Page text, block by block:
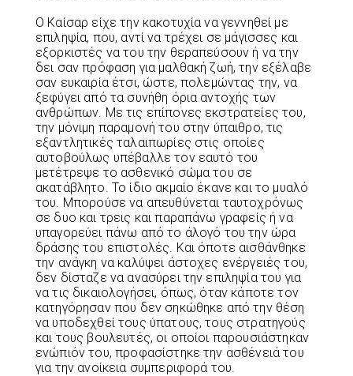
Ο Καίσαρ είχε την κακοτυχία να γεννηθεί με
επιληψία, που, αντί να τρέχει σε μάγισσες και
εξορκιστές να του την θεραπεύσουν ή να την
δει σαν πρόφαση για μαλθακή ζωή, την εξέλαβε
σαν ευκαιρία έτσι, ώστε, πολεμώντας την, να
ξεφύγει από τα συνήθη όρια αντοχής των
ανθρώπων. Με τις επίπονες εκστρατείες του,
την μόνιμη παραμονή του στην ύπαιθρο, τις
εξαντλητικές ταλαιπωρίες στις οποίες
αυτοβούλως υπέβαλλε τον εαυτό του
μετέτρεψε το ασθενικό σώμα του σε
ακατάβλητο. Το ίδιο ακμαίο έκανε και το μυαλό
του. Μπορούσε να απευθύνεται ταυτοχρόνως
σε δυο και τρεις και παραπάνω γραφείς ή να
υπαγορεύει πάνω από το άλογό του την ώρα
δράσης του επιστολές. Και όποτε αισθάνθηκε
την ανάγκη να καλύψει άστοχες ενέργειές του,
δεν δίσταζε να ανασύρει την επιληψία του για
να τις δικαιολογήσει, όπως, όταν κάποτε τον
κατηγόρησαν που δεν σηκώθηκε από την θέση
να υποδεχθεί τους ύπατους, τους στρατηγούς
και τους βουλευτές, οι οποίοι παρουσιάστηκαν
ενώπιόν του, προφασίστηκε την ασθένειά του
για την ανοίκεια συμπεριφορά του.